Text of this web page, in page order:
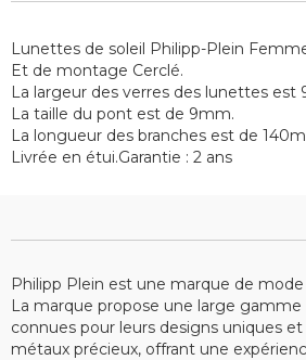
Lunettes de soleil Philipp-Plein
Et de montage Cerclé.
La largeur des verres des lunettes est
La taille du pont est de 9mm.
La longueur des branches est de
Livrée en étui.Garantie : 2 ans
Philipp Plein est une marque de
La marque propose une large
connues pour leurs designs uniques
métaux précieux, offrant une